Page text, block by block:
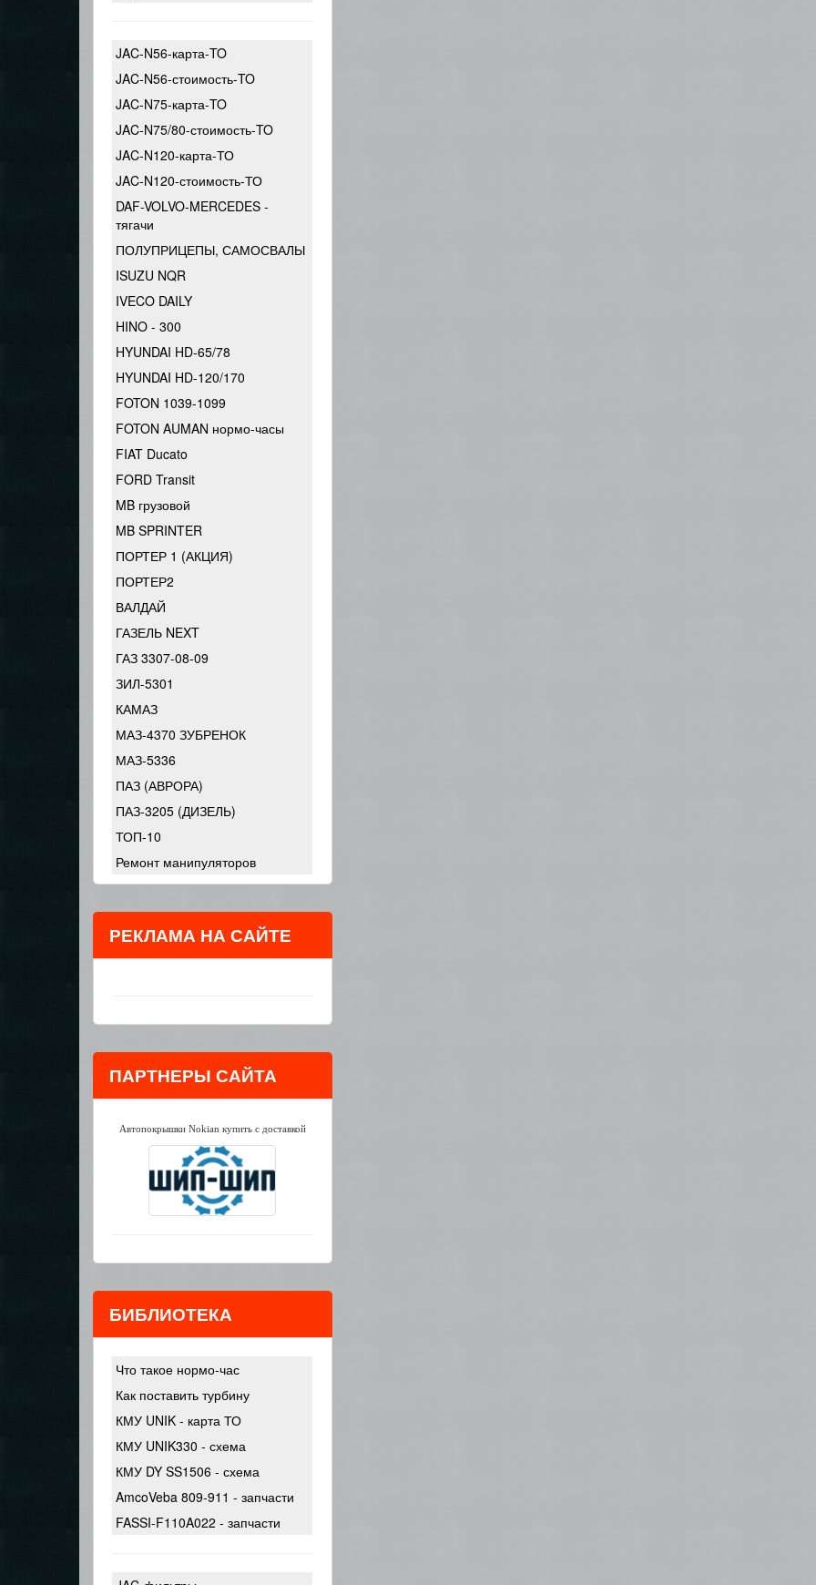
JAC-N56-карта-TO
JAC-N56-стоимость-TO
JAC-N75-карта-TO
JAC-N75/80-стоимость-TO
JAC-N120-карта-ТО
JAC-N120-стоимость-ТО
DAF-VOLVO-MERCEDES -
тягачи
ПОЛУПРИЦЕПЫ, САМОСВАЛЫ
ISUZU NQR
IVECO DAILY
HINO - 300
HYUNDAI HD-65/78
HYUNDAI HD-120/170
FOTON 1039-1099
FOTON AUMAN нормо-часы
FIAT Ducato
FORD Transit
MB грузовой
MB SPRINTER
ПОРТЕР 1 (АКЦИЯ)
ПОРТЕР2
ВАЛДАЙ
ГАЗЕЛЬ NEXT
ГАЗ 3307-08-09
ЗИЛ-5301
КАМАЗ
МАЗ-4370 ЗУБРЕНОК
МАЗ-5336
ПАЗ (АВРОРА)
ПАЗ-3205 (ДИЗЕЛЬ)
ТОП-10
Ремонт манипуляторов
РЕКЛАМА НА САЙТЕ
ПАРТНЕРЫ САЙТА
Автопокрышки Nokian купить с доставкой
БИБЛИОТЕКА
Что такое нормо-час
Как поставить турбину
КМУ UNIK - карта ТО
КМУ UNIK330 - схема
КМУ DY SS1506 - схема
AmcoVeba 809-911 - запчасти
FASSI-F110A022 - запчасти